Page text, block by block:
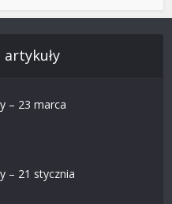
– 23 marca
– 21 stycznia